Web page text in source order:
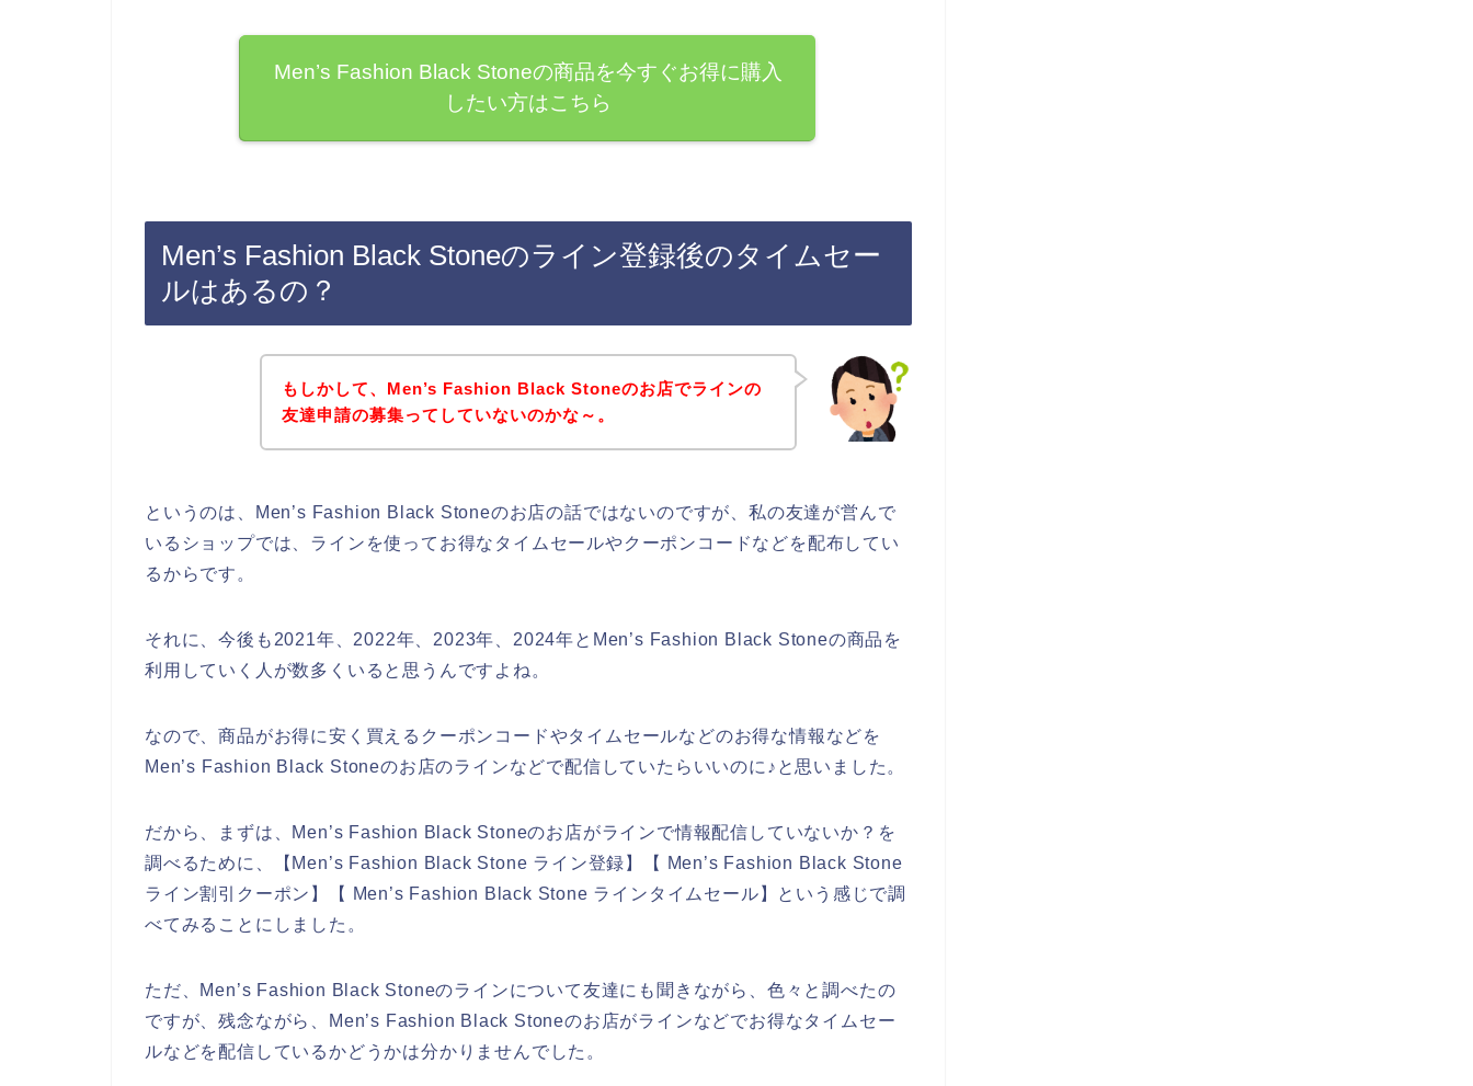
Men’s Fashion Black Stoneの商品を今すぐお得に購入
したい方はこちら
Men’s Fashion Black Stoneのライン登録後のタイムセー
ルはあるの？
もしかして、Men’s Fashion Black Stoneのお店でラインの
友達申請の募集ってしていないのかな～。
というのは、Men’s Fashion Black Stoneのお店の話ではないのですが、私の友達が営んで
いるショップでは、ラインを使ってお得なタイムセールやクーポンコードなどを配布してい
るからです。
それに、今後も2021年、2022年、2023年、2024年とMen’s Fashion Black Stoneの商品を
利用していく人が数多くいると思うんですよね。
なので、商品がお得に安く買えるクーポンコードやタイムセールなどのお得な情報などを
Men’s Fashion Black Stoneのお店のラインなどで配信していたらいいのに♪と思いました。
だから、まずは、Men’s Fashion Black Stoneのお店がラインで情報配信していないか？を
調べるために、【Men’s Fashion Black Stone ライン登録】【 Men’s Fashion Black Stone
ライン割引クーポン】【 Men’s Fashion Black Stone ラインタイムセール】という感じで調
べてみることにしました。
ただ、Men’s Fashion Black Stoneのラインについて友達にも聞きながら、色々と調べたの
ですが、残念ながら、Men’s Fashion Black Stoneのお店がラインなどでお得なタイムセー
ルなどを配信しているかどうかは分かりませんでした。